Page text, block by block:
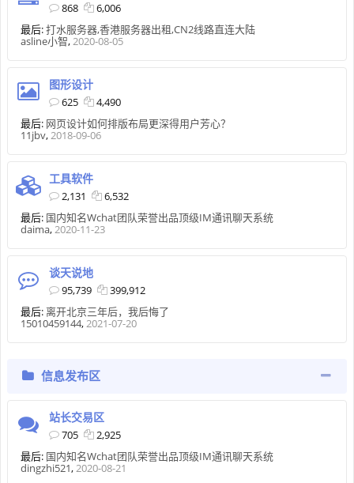
868
6,006
最后:打水服务器,香港服务器出租,CN2线路直连大陆
asline小智,2020-08-05
图形设计
625
4,490
最后: 网页设计如何排版布局更深得用户芳心？
11jbv,2018-09-06
工具软件
2,131
6,532
最后: 国内知名Wchat团队荣誉出品顶级IM通讯聊天系统
daima,2020-11-23
谈天说地
95,739
399,912
最后:离开北京三年后，我后悔了
15010459144,2021-07-20
信息发布区
站长交易区
705
2,925
最后: 国内知名Wchat团队荣誉出品顶级IM通讯聊天系统
dingzhi521,2020-08-21